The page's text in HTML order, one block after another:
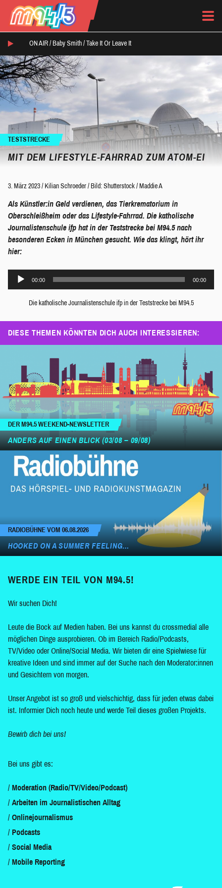
ON AIR / Baby Smith / Take It Or Leave It
TESTSTRECKE
MIT DEM LIFESTYLE-FAHRRAD ZUM ATOM-EI
3. März 2023 / Kilian Schroeder / Bild: Shutterstock / Maddie A
Als Künstler:in Geld verdienen, das Tierkrematorium in
Oberschleißheim oder das Lifestyle-Fahrrad. Die katholische
Journalistenschule ifp hat in der Teststrecke bei M94.5 nach
besonderen Ecken in München gesucht. Wie das klingt, hört ihr
hier:
Audio-
00:00 00:00
Die katholische Journalistenschule ifp in der Teststrecke bei M94.5
DIESE THEMEN KÖNNTEN DICH AUCH INTERESSIEREN:
DER M94.5 WEEKEND-NEWSLETTER
ANDERS AUF EINEN BLICK (03/08 – 09/08)
RADIOBÜHNE VOM 06.08.2026
HOOKED ON A SUMMER FEELING…
WERDE EIN TEIL VON M94.5!
Wir suchen Dich!
Leute die Bock auf Medien haben. Bei uns kannst du crossmedial alle
möglichen Dinge ausprobieren. Ob im Bereich Radio/Podcasts,
TV/Video oder Online/Social Media. Wir bieten dir eine Spielwiese für
kreative Ideen und sind immer auf der Suche nach den Moderator:innen
und Gesichtern von morgen.
Unser Angebot ist so groß und vielschichtig, dass für jeden etwas dabei
ist. Informier Dich noch heute und werde Teil dieses großen Projekts.
Bewirb dich bei uns!
Bei uns gibt es:
Moderation (Radio/TV/Video/Podcast)
Arbeiten im Journalistischen Alltag
Onlinejournalismus
Podcasts
Social Media
Mobile Reporting